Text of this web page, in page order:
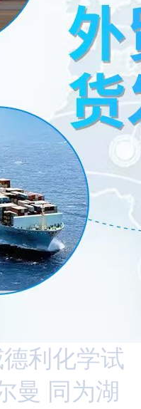
德利化学试
曼 同为湖